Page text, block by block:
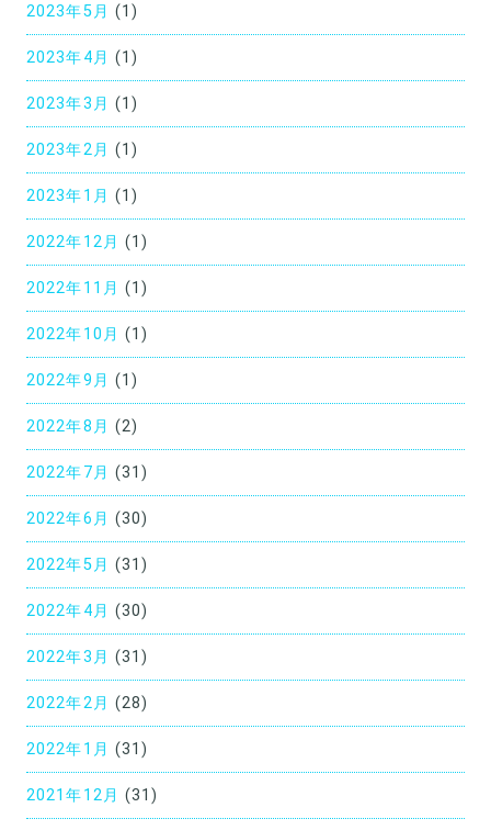
2023年5月 (1)
2023年4月 (1)
2023年3月 (1)
2023年2月 (1)
2023年1月 (1)
2022年12月 (1)
2022年11月 (1)
2022年10月 (1)
2022年9月 (1)
2022年8月 (2)
2022年7月 (31)
2022年6月 (30)
2022年5月 (31)
2022年4月 (30)
2022年3月 (31)
2022年2月 (28)
2022年1月 (31)
2021年12月 (31)